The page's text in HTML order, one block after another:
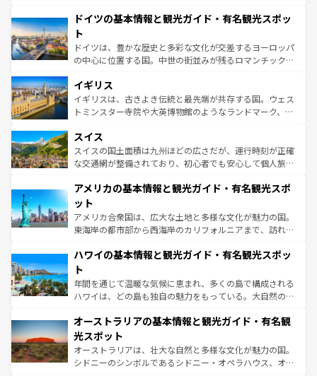
せる。地方によって風土や気候が異なるスペインはその個
ンテンツ一覧 を参照してほしい。
で、幅広い魅力が詰まっている。華麗な宮殿、歴史的な大
聖堂、美しいビーチ、そして豊かな自然が、訪れる者を心
から魅了する。また、フランスは美食の国としても知ら
れ、フランス料理はユネスコ無形文化遺産にも登録されて
香り高いラベンダー畑など、多彩な楽しみ方が可能だ。さ
らに、パリ以外の地域にも魅力が溢れており、どの街角に
も豊かな歴史と文化が息づいている。パリ以外の個性あふ
を参照してほしい。
ドイツの基本情報と観光ガイド・有名観光スポッ
ト
ドイツは、豊かな歴史と多彩な文化が交差するヨーロッパ
の中心に位置する国。中世の街並みが残るロマンチック街
顔を持つこの国は、どこを歩いても飽きることがない。ベ
ルリンの文化的活気、バイエルン州のアルプスの絶景、そ
してライン川沿いのワイン畑といった風景は必見。ビール
は、お酒好きな人にはぜひ体験してほしい。 なお、新着の
ドイツ情報はコンテンツ一覧を参照してほしい。
イギリス
イギリスは、古きよき伝統と最先端が共存する国。ウェス
トミンスター寺院や大英博物館のようなランドマーク、歴
リアごとに異なる魅力がある。また、優雅なアフタヌーン
ティー、ビール好きにはたまらない英国パブ、サッカー観
戦など、本場だからこそできる体験も豊富。イギリスを旅
ンツ一覧を参照してほしい。
スイス
スイスの国土面積は九州ほどの広さだが、運行時刻が正確
な交通網が整備されており、初心者でも安心して個人旅行
の建物がそのまま残る町や、スイスならではのユニークな
博物館もあり、アルプス観光だけでなく町歩きも満喫する
ことができる。国民の所得が高いため物価も高いが、旅行
者向けの交通パス提供のサービスもあり、うまく活用すれ
着のスイス情報はコンテンツ一覧を参照してほしい。
アメリカの基本情報と観光ガイド・有名観光スポ
ット
アメリカ合衆国は、広大な土地と多様な文化が魅力の国。
東海岸の都市部から西海岸のカリフォルニアまで、訪れる
のような巨大都市は、観光、ショッピング、エンターテイ
ンメントが詰まった刺激的なスポットだ。一方、アメリカ
西部には大自然が広がり、グランドキャニオンやイエロー
ストーン国立公園といった絶景が堪能できる。さらに、南
文化が魅力。旅行者はアメリカの各地域で異なる魅力を楽
しみながら、その多様性と豊かな歴史を感じることができ
るだろう。車でのロードトリップや列車の旅も、アメリカ
ならではの贅沢な旅のスタイルだ。 なお、新着のアメリカ
情報は コンテンツ一覧 を参照してほしい。
ハワイの基本情報と観光ガイド・有名観光スポッ
ト
年間を通じて温暖な気候に恵まれ、多くの島で構成される
ハワイは、どの島も独自の魅力をもっている。大自然の神
ワイ島は見逃せない。また、定番の観光地といえばオアフ
島だが、静かな自然を求めるならマウイ島やカウアイ島が
おすすめ。エメラルドグリーンに輝く海をはじめ、豊かな
文化や歴史が息づいている。「アロハスピリット」と呼ば
オーストラリアの基本情報と観光ガイド・有名観
光スポット
オーストラリアは、壮大な自然と多様な文化が魅力の国。
シドニーのシンボルであるシドニー・オペラハウス、オー